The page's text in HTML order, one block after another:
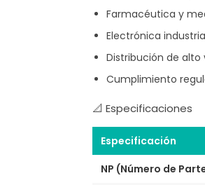
Farmacéutica y
Electrónica
Distribución de alto
Cumplimiento
📐 Especificaciones
Especificación
NP (Número de